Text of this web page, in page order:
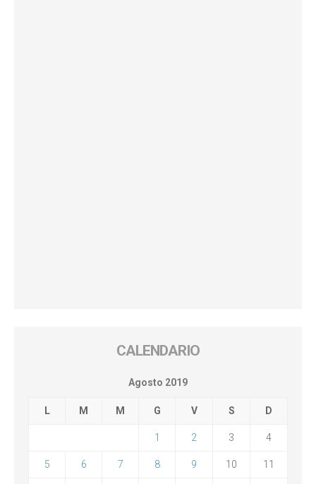
CALENDARIO
Agosto 2019
L M M G V S D
1 2 3 4
5 6 7 8 9 10 11